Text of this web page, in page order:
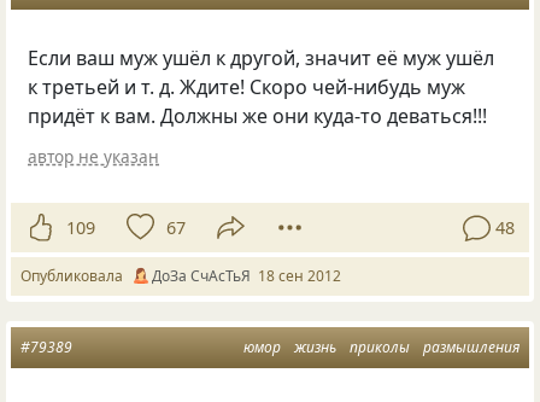
Если ваш муж ушёл к другой, значит её муж ушёл
к третьей и т. д. Ждите! Скоро чей-нибудь муж
придёт к вам. Должны же они куда-то деваться!!!
автор не указан
109 67 48
Опубликовала ДоЗа СчАсТьЯ 18 сен 2012
юмор жизнь приколы размышления
#79389